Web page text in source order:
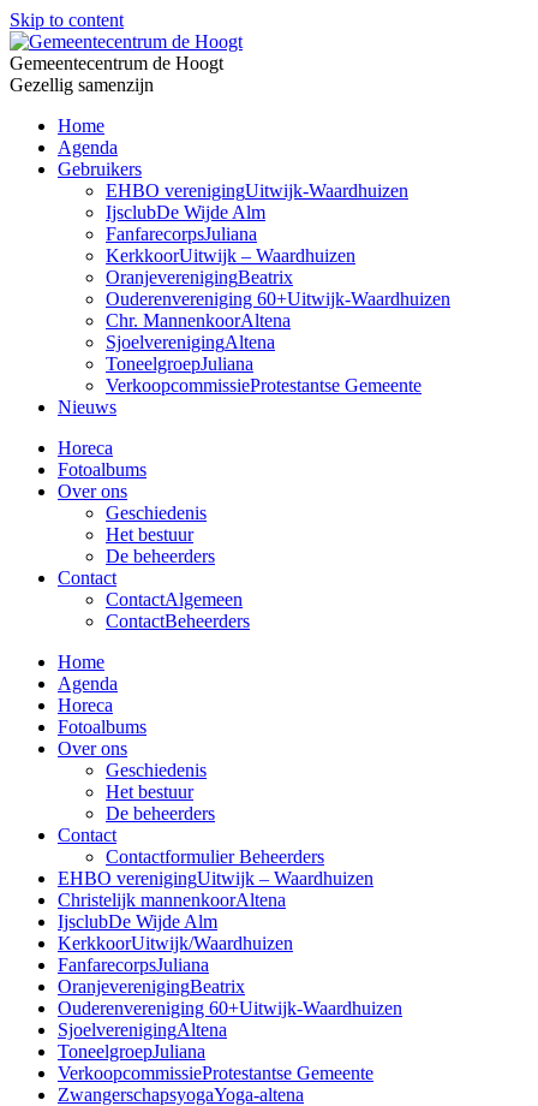
Skip to content
Gemeentecentrum de Hoogt
Gezellig samenzijn
Home
Agenda
Gebruikers
EHBO verenigingUitwijk-Waardhuizen
IjsclubDe Wijde Alm
FanfarecorpsJuliana
KerkkoorUitwijk – Waardhuizen
OranjeverenigingBeatrix
Ouderenvereniging 60+Uitwijk-Waardhuizen
Chr. MannenkoorAltena
SjoelverenigingAltena
ToneelgroepJuliana
VerkoopcommissieProtestantse Gemeente
Nieuws
Horeca
Fotoalbums
Over ons
Geschiedenis
Het bestuur
De beheerders
Contact
ContactAlgemeen
ContactBeheerders
Home
Agenda
Horeca
Fotoalbums
Over ons
Geschiedenis
Het bestuur
De beheerders
Contact
Contactformulier Beheerders
EHBO verenigingUitwijk – Waardhuizen
Christelijk mannenkoorAltena
IjsclubDe Wijde Alm
KerkkoorUitwijk/Waardhuizen
FanfarecorpsJuliana
OranjeverenigingBeatrix
Ouderenvereniging 60+Uitwijk-Waardhuizen
SjoelverenigingAltena
ToneelgroepJuliana
VerkoopcommissieProtestantse Gemeente
ZwangerschapsyogaYoga-altena